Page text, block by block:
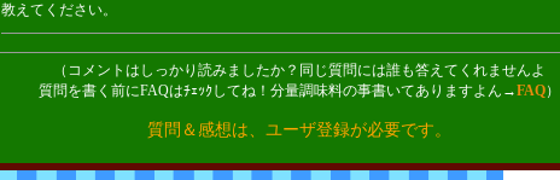
教えてください。
（コメントはしっかり読みましたか？同じ質問には誰も答えてくれませんよ
質問を書く前にFAQはﾁｪｯｸしてね！分量調味料の事書いてありますよん→FAQ）
質問＆感想は、ユーザ登録が必要です。